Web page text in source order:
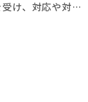
け、対応や対…